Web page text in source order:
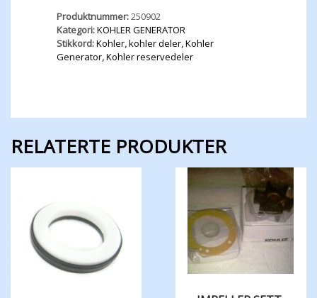
Produktnummer:250902
Kategori:KOHLER GENERATOR
Stikkord:Kohler,kohler deler,Kohler
Generator,Kohler reservedeler
RELATERTE PRODUKTER